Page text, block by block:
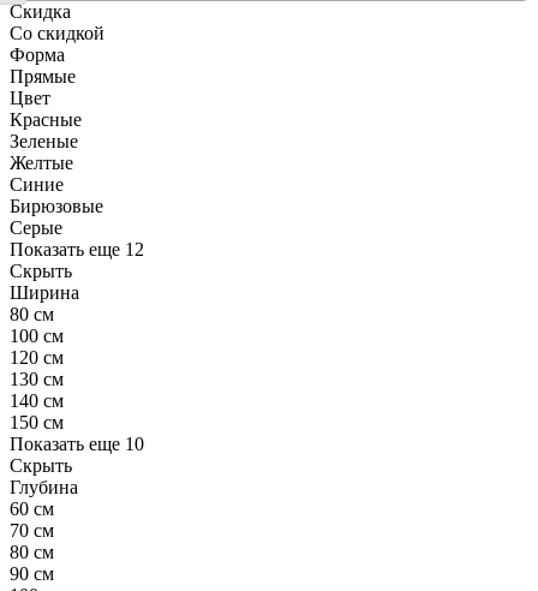
Скидка
Со скидкой
Форма
Прямые
Цвет
Красные
Зеленые
Желтые
Синие
Бирюзовые
Серые
Показать еще 12
Скрыть
Ширина
80 см
100 см
120 см
130 см
140 см
150 см
Показать еще 10
Скрыть
Глубина
60 см
70 см
80 см
90 см